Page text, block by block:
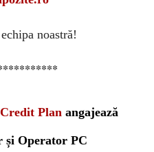
noastră!
Credit Plan angajează
și Operator PC